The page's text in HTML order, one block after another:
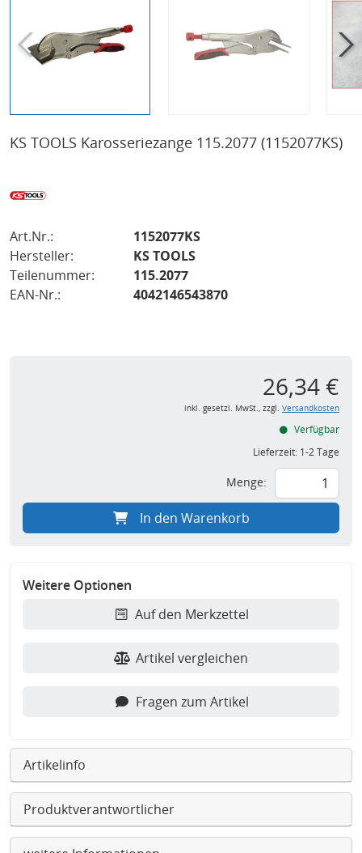
KS TOOLS Karosseriezange 115.2077 (1152077KS)
Art.Nr.:
1152077KS
Hersteller:
KS TOOLS
Teilenummer:
115.2077
EAN-Nr.:
4042146543870
26,34 €
inkl. gesetzl. MwSt., zzgl. Versandkosten
Verfügbar
Lieferzeit: 1-2 Tage
Menge:
In den Warenkorb
Weitere Optionen
Auf den Merkzettel
Artikel vergleichen
Fragen zum Artikel
Artikelinfo
Produktverantwortlicher